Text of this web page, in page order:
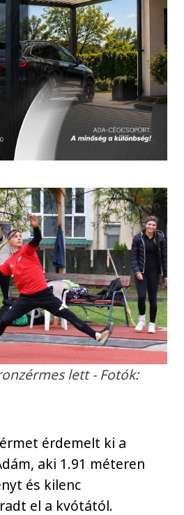
lett - Fotók:
érdemelt ki a
aki 1.91 méteren
és kilenc
el a kvótától.